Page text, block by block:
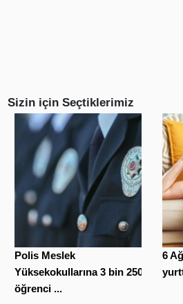
Sizin için Seçtiklerimiz
Polis Meslek
Yüksekokullarına 3 bin 250
öğrenci ...
6